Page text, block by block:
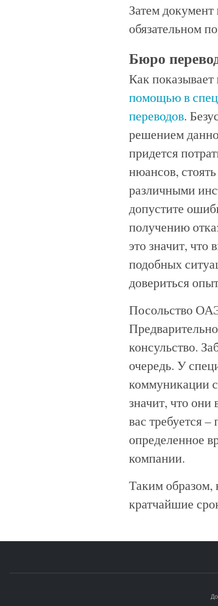
Затем
обязательном
Бюро
Как
помощью в
переводов.
решением
придется
нюансов,
различными
допустите
получению
это значит, что
подобных
довериться
Посольство
консульство.
очередь. У
коммуникации
значит, что они
вас требуется
определенное
компании.
Таким образом,
кратчайшие